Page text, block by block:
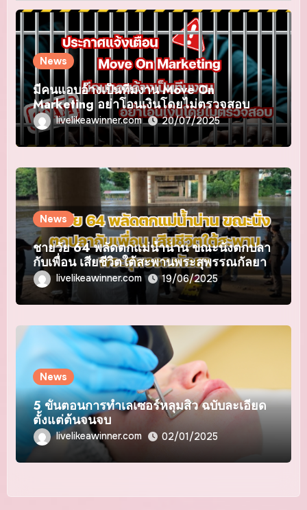
News
มีคนแอบอ้างเป็นทีมงาน Move On
Marketing อย่าโอนเงินโดยไม่ตรวจสอบ
livelikeawinner.com 20/07/2025
News
ชายวัย 64 พลัดตกแม่น้ำน่าน ขณะนั่งตกปลา
กับเพื่อน เสียชีวิตใต้สะพานพระสุพรรณกัลยา
livelikeawinner.com 19/06/2025
News
5 ขั้นตอนการทำเลเซอร์หลุมสิว ฉบับละเอียด
ตั้งแต่ต้นจนจบ
livelikeawinner.com 02/01/2025